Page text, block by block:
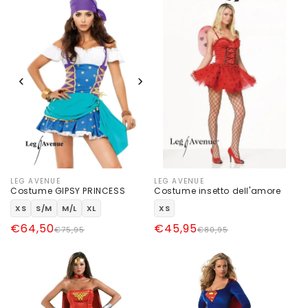
‹ ›
Produttore:
LEG AVENUE
Costume GIPSY PRINCESS
XS S/M M/L XL
Prezzo €75,95
Prezzo
€64,50
Produttore:
LEG AVENUE
Costume insetto dell'amore
XS
Prezzo €80,95
Prezzo
€45,95